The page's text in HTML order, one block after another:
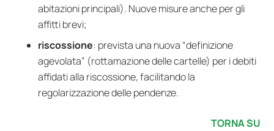
abitazioni principali). Nuove misure anche per gli
affitti brevi;
riscossione: prevista una nuova “definizione
agevolata” (rottamazione delle cartelle) per i debiti
affidati alla riscossione, facilitando la
regolarizzazione delle pendenze.
TORNA SU